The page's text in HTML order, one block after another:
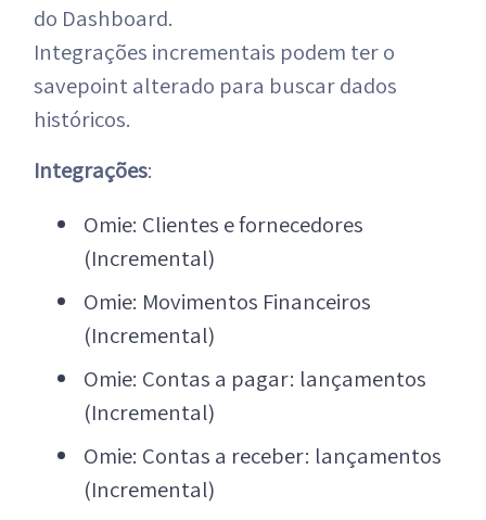
do Dashboard.
Integrações incrementais podem ter o
savepoint alterado para buscar dados
históricos.
Integrações:
Omie: Clientes e fornecedores
(Incremental)
Omie: Movimentos Financeiros
(Incremental)
Omie: Contas a pagar: lançamentos
(Incremental)
Omie: Contas a receber: lançamentos
(Incremental)